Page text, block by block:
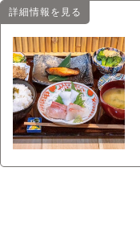
詳細情報を見る